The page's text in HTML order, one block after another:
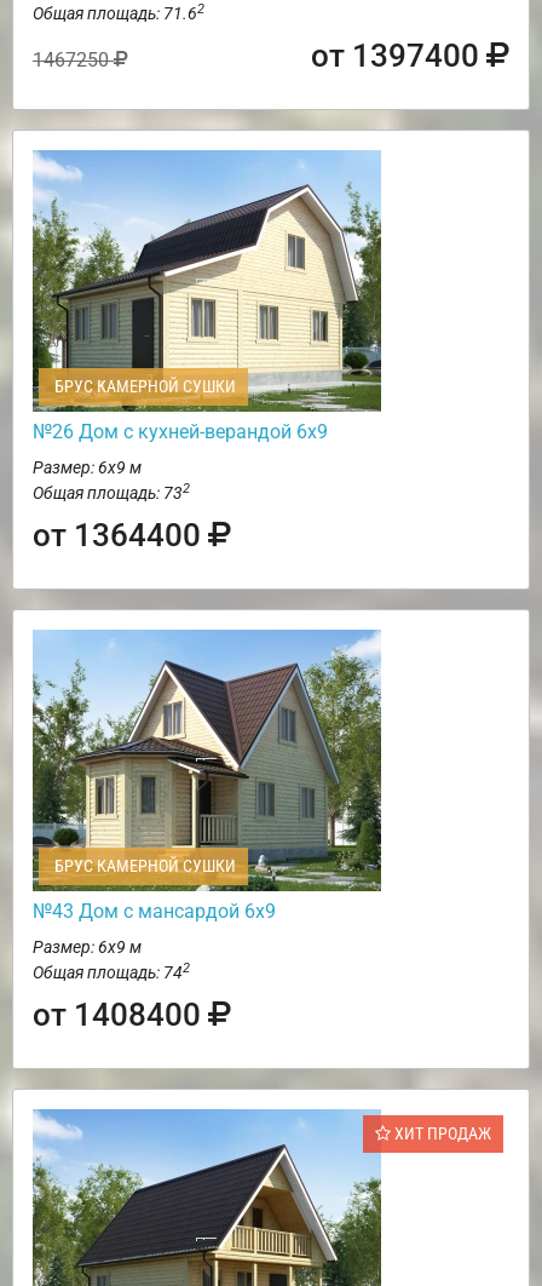
Общая площадь: 71.62
1467250 от 1397400
БРУС КАМЕРНОЙ СУШКИ
№26 Дом с кухней-верандой 6х9
Размер: 6х9 м
Общая площадь: 732
от 1364400
БРУС КАМЕРНОЙ СУШКИ
№43 Дом с мансардой 6х9
Размер: 6х9 м
Общая площадь: 742
от 1408400
ХИТ ПРОДАЖ